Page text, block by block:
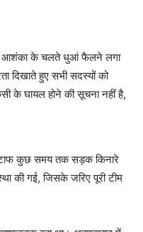
की आशंका के चलते धुआं फैलने लगा
दिखाते हुए सभी सदस्यों को
के घायल होने की सूचना नहीं है,
कुछ समय तक सड़क किनारे
की गई, जिसके जरिए पूरी टीम